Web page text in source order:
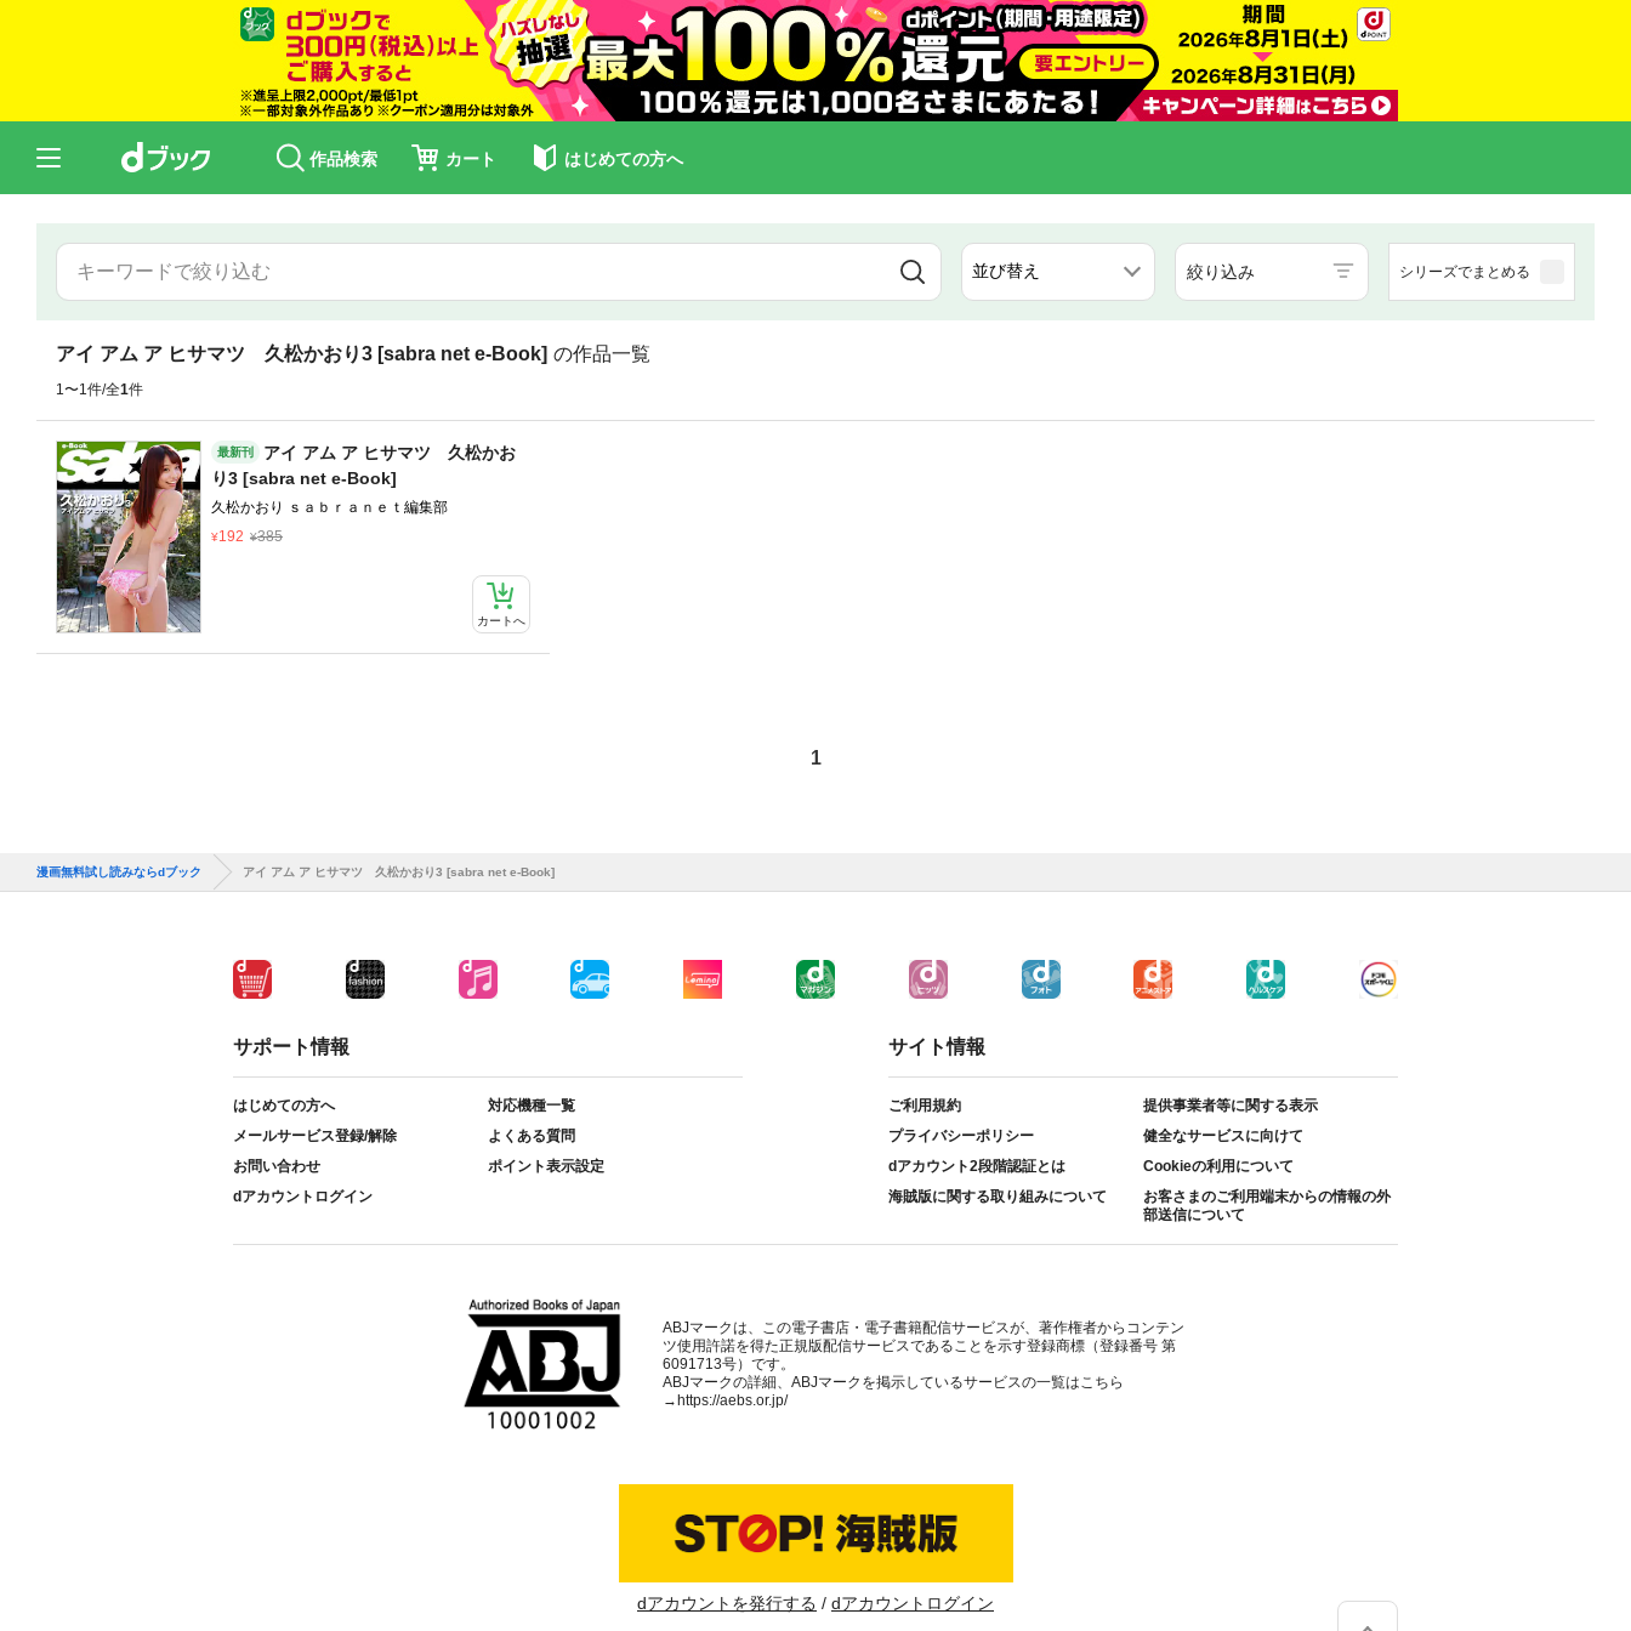
作品検索 カート はじめての方へ
絞り込み シリーズでまとめる
アイ アム ア ヒサマツ 久松かおり3 [sabra net e-Book] の作品一覧
1〜1件/全1件
最新刊
アイ アム ア ヒサマツ 久松かお
り3 [sabra net e-Book]
久松かおり ｓａｂｒａｎｅｔ編集部
192
385
カートへ
1
漫画無料試し読みならdブック アイ アム ア ヒサマツ 久松かおり3 [sabra net e-Book]
サポート情報
はじめての方へ
対応機種一覧
メールサービス登録/解除
よくある質問
お問い合わせ
ポイント表示設定
dアカウントログイン
サイト情報
ご利用規約
提供事業者等に関する表示
プライバシーポリシー
健全なサービスに向けて
dアカウント2段階認証とは
Cookieの利用について
海賊版に関する取り組みについて
お客さまのご利用端末からの情報の外
部送信について
ABJマークは、この電子書店・電子書籍配信サービスが、著作権者からコンテン
ツ使用許諾を得た正規版配信サービスであることを示す登録商標（登録番号 第
6091713号）です。
ABJマークの詳細、ABJマークを掲示しているサービスの一覧はこちら
→ https://aebs.or.jp/
dアカウントを発行する dアカウントログイン